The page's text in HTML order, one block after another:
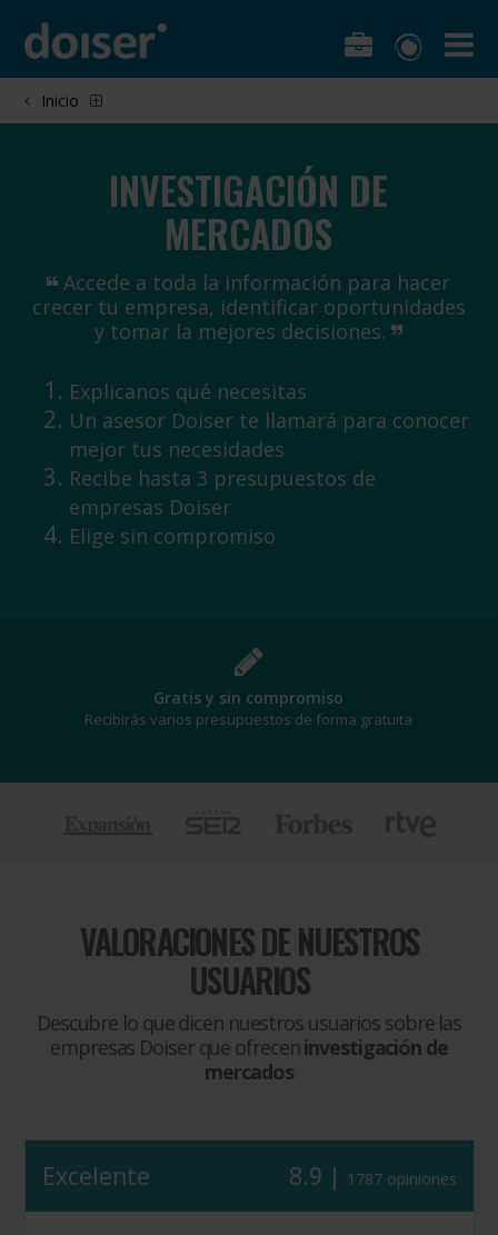
Inicio
INVESTIGACIÓN DE
MERCADOS
Accede a toda la información para hacer
crecer tu empresa, identificar oportunidades
y tomar la mejores decisiones.
Explicanos qué necesitas
Un asesor Doiser te llamará para conocer
mejor tus necesidades
Recibe hasta 3 presupuestos de
empresas Doiser
Elige sin compromiso
Gratis y sin compromiso
Recibirás varios presupuestos de forma gratuita
VALORACIONES DE NUESTROS
USUARIOS
Descubre lo que dicen nuestros usuarios sobre las
empresas Doiser que ofreceninvestigación de
mercados
Excelente 8.9 | 1787 opiniones